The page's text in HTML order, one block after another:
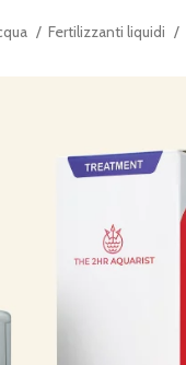
Fertilizzanti liquidi